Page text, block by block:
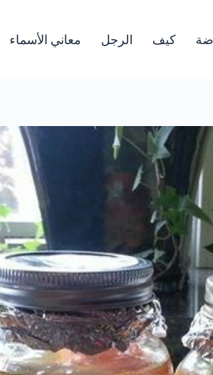
كيف الرجل معاني الأسماء